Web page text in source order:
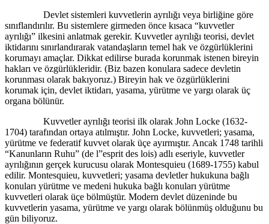
Devlet sistemleri kuvvetlerin ayrılığı veya birliğine göre
sınıflandırılır. Bu sistemlere girmeden önce kısaca “kuvvetler
ayrılığı” ilkesini anlatmak gerekir. Kuvvetler ayrılığı teorisi, devlet
iktidarını sınırlandırarak vatandaşların temel hak ve özgürlüklerini
korumayı amaçlar. Dikkat edilirse burada korunmak istenen bireyin
hakları ve özgürlükleridir. (Biz bazen konulara sadece devletin
korunması olarak bakıyoruz.) Bireyin hak ve özgürlüklerini
korumak için, devlet iktidarı, yasama, yürütme ve yargı olarak üç
organa bölünür.
Kuvvetler ayrılığı teorisi ilk olarak John Locke (1632-
1704) tarafından ortaya atılmıştır. John Locke, kuvvetleri; yasama,
yürütme ve federatif kuvvet olarak üçe ayırmıştır. Ancak 1748 tarihli
“Kanunların Ruhu” (de l”esprit des lois) adlı eseriyle, kuvvetler
ayrılığının gerçek kurucusu olarak Montesquieu (1689-1755) kabul
edilir. Montesquieu, kuvvetleri; yasama devletler hukukuna bağlı
konuları yürütme ve medeni hukuka bağlı konuları yürütme
kuvvetleri olarak üçe bölmüştür. Modern devlet düzeninde bu
kuvvetlerin yasama, yürütme ve yargı olarak bölünmüş olduğunu bu
gün biliyoruz.